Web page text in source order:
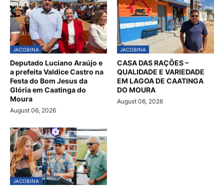
JACOBINA
Deputado Luciano Araújo e
a prefeita Valdice Castro na
Festa do Bom Jesus da
Glória em Caatinga do
Moura
August 06, 2026
JACOBINA
CASA DAS RAÇÕES –
QUALIDADE E VARIEDADE
EM LAGOA DE CAATINGA
DO MOURA
August 06, 2026
JACOBINA